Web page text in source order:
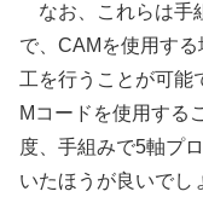
なお、これらは手
で、CAMを使用す
工を行うことが可能
Mコードを使用する
度、手組みで5軸プ
いたほうが良いでし